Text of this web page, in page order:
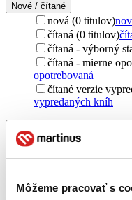
Môžeme pracovať s
Nové / čítané
nová (0 titulov)
čítaná (0 titulov)
čítaná - výborný
čítaná - mierne
opotrebovaná
čítané verzie
vypredaných kníh
čeština (1 titul)
vojny (1 titul)